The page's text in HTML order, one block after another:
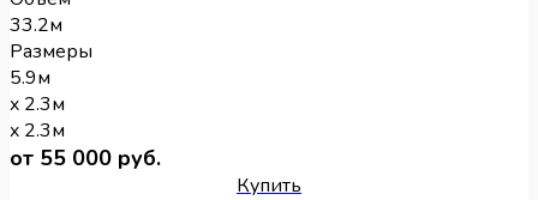
33.2м
Размеры
5.9м
x 2.3м
x 2.3м
от 55 000 руб.
Купить